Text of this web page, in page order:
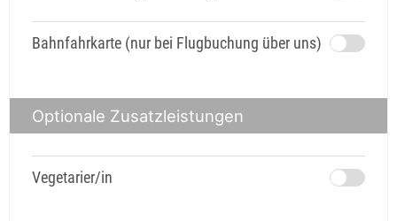
Bahnfahrkarte (nur bei Flugbuchung über uns)
Optionale Zusatzleistungen
Vegetarier/in